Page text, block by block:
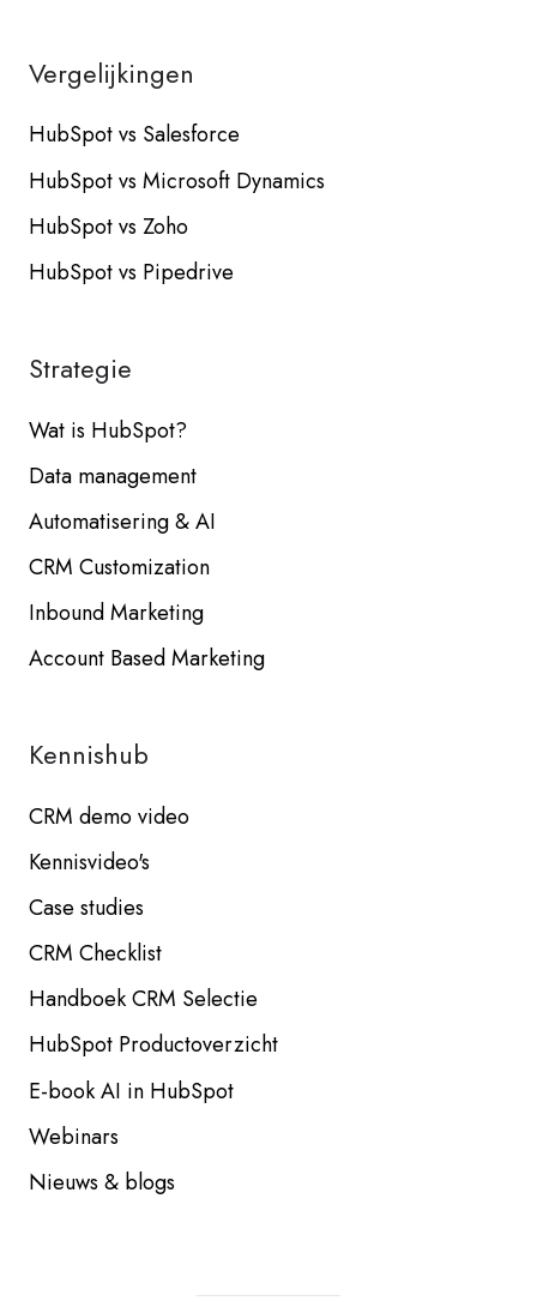
Vergelijkingen
HubSpot vs Salesforce
HubSpot vs Microsoft Dynamics
HubSpot vs Zoho
HubSpot vs Pipedrive
Strategie
Wat is HubSpot?
Data management
Automatisering & AI
CRM Customization
Inbound Marketing
Account Based Marketing
Kennishub
CRM demo video
Kennisvideo's
Case studies
CRM Checklist
Handboek CRM Selectie
HubSpot Productoverzicht
E-book AI in HubSpot
Webinars
Nieuws & blogs